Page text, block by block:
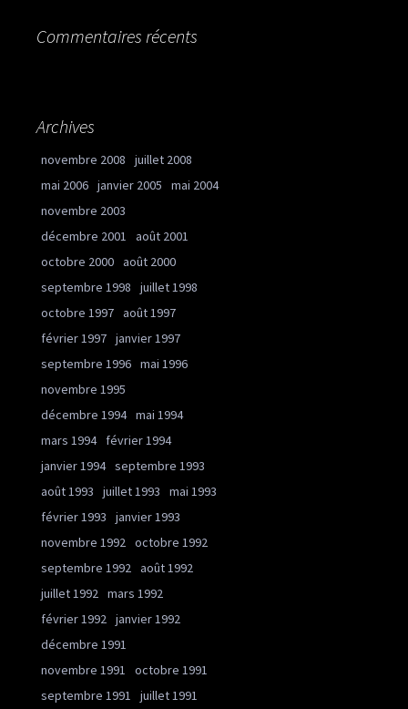
Commentaires récents
Archives
novembre 2008
juillet 2008
mai 2006 janvier 2005
mai 2004
novembre 2003
décembre 2001
août 2001
octobre 2000 août 2000
septembre 1998
juillet 1998
octobre 1997 août 1997
février 1997 janvier 1997
septembre 1996 mai 1996
novembre 1995
décembre 1994 mai 1994
mars 1994
février 1994
janvier 1994 septembre 1993
août 1993
juillet 1993
mai 1993
février 1993
janvier 1993
novembre 1992 octobre 1992
septembre 1992 août 1992
juillet 1992 mars 1992
février 1992 janvier 1992
décembre 1991
novembre 1991
octobre 1991
septembre 1991
juillet 1991